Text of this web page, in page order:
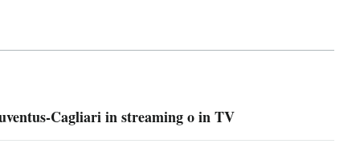
Cagliari in streaming o in TV